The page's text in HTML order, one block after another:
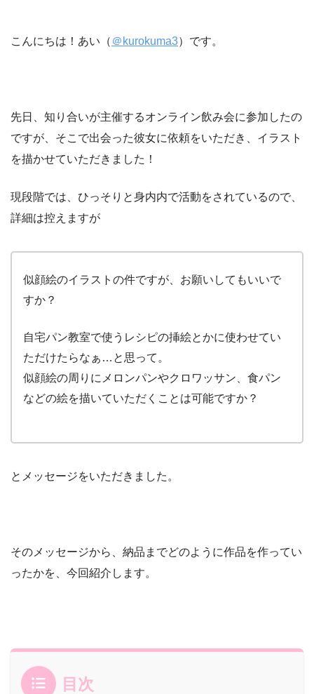
こんにちは！あい（ ＠kurokuma3）です。
先日、知り合いが主催するオンライン飲み会に参加したの
ですが、そこで出会った彼女に依頼をいただき、イラスト
を描かせていただきました！
現段階では、ひっそりと身内内で活動をされているので、
詳細は控えますが
似顔絵のイラストの件ですが、お願いしてもいいで
すか？
自宅パン教室で使うレシピの挿絵とかに使わせてい
ただけたらなぁ…と思って。
似顔絵の周りにメロンパンやクロワッサン、食パン
などの絵を描いていただくことは可能ですか？
とメッセージをいただきました。
そのメッセージから、納品までどのように作品を作ってい
ったかを、今回紹介します。
目次